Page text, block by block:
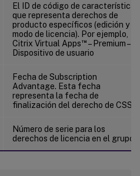
El ID de código de característica
que representa derechos de
producto específicos (edición y
modo de licencia). Por ejemplo,
Citrix Virtual Apps™ – Premium –
Dispositivo de usuario
Fecha de Subscription
Advantage. Esta fecha
representa la fecha de
finalización del derecho de CSS.
Número de serie para los
derechos de licencia en el grupo.